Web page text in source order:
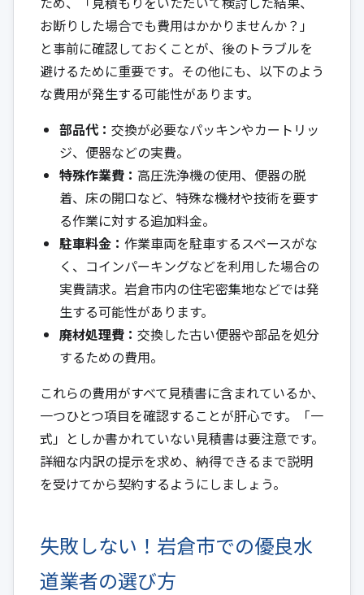
お断りした場合でも費用はかかりませんか？」
と事前に確認しておくことが、後のトラブルを
避けるために重要です。その他にも、以下のよう
な費用が発生する可能性があります。
部品代： 交換が必要なパッキンやカートリッ
ジ、便器などの実費。
特殊作業費： 高圧洗浄機の使用、便器の脱
着、床の開口など、特殊な機材や技術を要す
る作業に対する追加料金。
駐車料金： 作業車両を駐車するスペースがな
く、コインパーキングなどを利用した場合の
実費請求。岩倉市内の住宅密集地などでは発
生する可能性があります。
廃材処理費： 交換した古い便器や部品を処分
するための費用。
これらの費用がすべて見積書に含まれているか、
一つひとつ項目を確認することが肝心です。「一
式」としか書かれていない見積書は要注意です。
詳細な内訳の提示を求め、納得できるまで説明
を受けてから契約するようにしましょう。
失敗しない！岩倉市での優良水
道業者の選び方